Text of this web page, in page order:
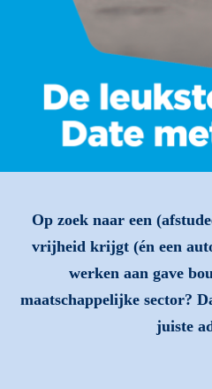
Op zoek naar een
vrijheid krijgt (én een
werken aan gave
maatschappelijke sector?
juiste